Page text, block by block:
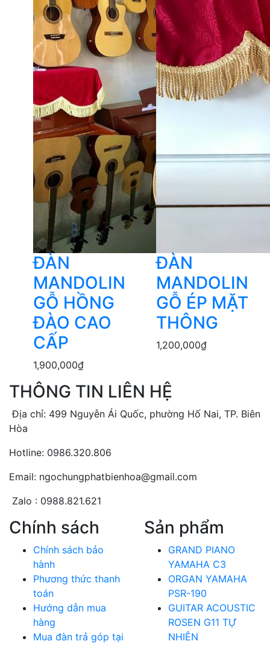
ĐÀN
MANDOLIN
GỖ HỒNG
ĐÀO CAO
CẤP
1,900,000₫
ĐÀN
MANDOLIN
GỖ ÉP MẶT
THÔNG
1,200,000₫
THÔNG TIN LIÊN HỆ
Địa chỉ: 499 Nguyễn Ái Quốc, phường Hố Nai, TP. Biên
Hòa
Hotline: 0986.320.806
Email: ngochungphatbienhoa@gmail.com
Zalo : 0988.821.621
Chính sách
Chính sách bảo
hành
Phương thức thanh
toán
Hướng dẫn mua
hàng
Mua đàn trả góp tại
Sản phẩm
GRAND PIANO
YAMAHA C3
ORGAN YAMAHA
PSR-190
GUITAR ACOUSTIC
ROSEN G11 TỰ
NHIÊN